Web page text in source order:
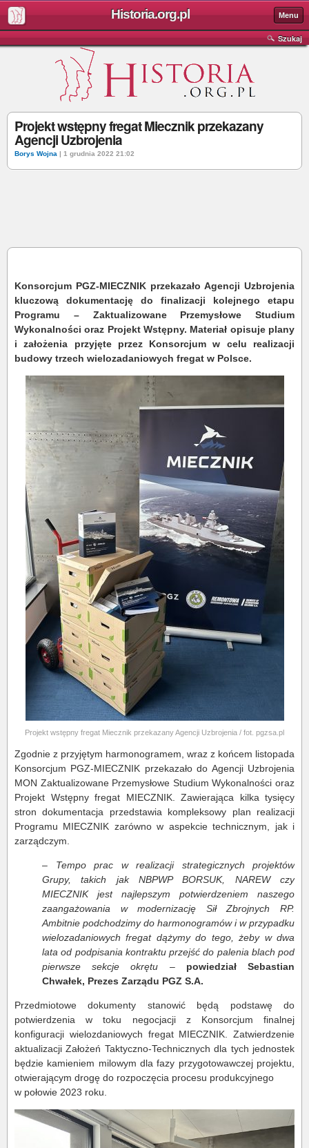
Historia.org.pl Menu
Szukaj
Projekt wstępny fregat Miecznik przekazany
Agencji Uzbrojenia
Borys Wojna | 1 grudnia 2022 21:02
Konsorcjum PGZ-MIECZNIK przekazało Agencji Uzbrojenia
kluczową dokumentację do finalizacji kolejnego etapu
Programu – Zaktualizowane Przemysłowe Studium
Wykonalności oraz Projekt Wstępny. Materiał opisuje plany
i założenia przyjęte przez Konsorcjum w celu realizacji
budowy trzech wielozadaniowych fregat w Polsce.
Projekt wstępny fregat Miecznik przekazany Agencji Uzbrojenia / fot. pgzsa.pl
Zgodnie z przyjętym harmonogramem, wraz z końcem listopada
Konsorcjum PGZ-MIECZNIK przekazało do Agencji Uzbrojenia
MON Zaktualizowane Przemysłowe Studium Wykonalności oraz
Projekt Wstępny fregat MIECZNIK. Zawierająca kilka tysięcy
stron dokumentacja przedstawia kompleksowy plan realizacji
Programu MIECZNIK zarówno w aspekcie technicznym, jak i
zarządczym.
– Tempo prac w realizacji strategicznych projektów
Grupy, takich jak NBPWP BORSUK, NAREW czy
MIECZNIK jest najlepszym potwierdzeniem naszego
zaangażowania w modernizację Sił Zbrojnych RP.
Ambitnie podchodzimy do harmonogramów i w przypadku
wielozadaniowych fregat dążymy do tego, żeby w dwa
lata od podpisania kontraktu przejść do palenia blach pod
pierwsze sekcje okrętu – powiedział Sebastian
Chwałek, Prezes Zarządu PGZ S.A.
Przedmiotowe dokumenty stanowić będą podstawę do
potwierdzenia w toku negocjacji z Konsorcjum finalnej
konfiguracji wielozdaniowych fregat MIECZNIK. Zatwierdzenie
aktualizacji Założeń Taktyczno-Technicznych dla tych jednostek
będzie kamieniem milowym dla fazy przygotowawczej projektu,
otwierającym drogę do rozpoczęcia procesu produkcyjnego
w połowie 2023 roku.